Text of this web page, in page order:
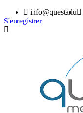
info@questa.lu
S'enregistrer